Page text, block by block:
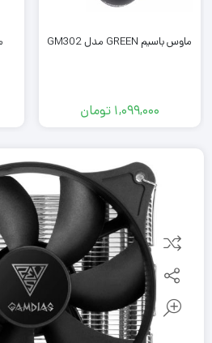
ماوس باسیم GREEN مدل GM302
1,099,000 تومان